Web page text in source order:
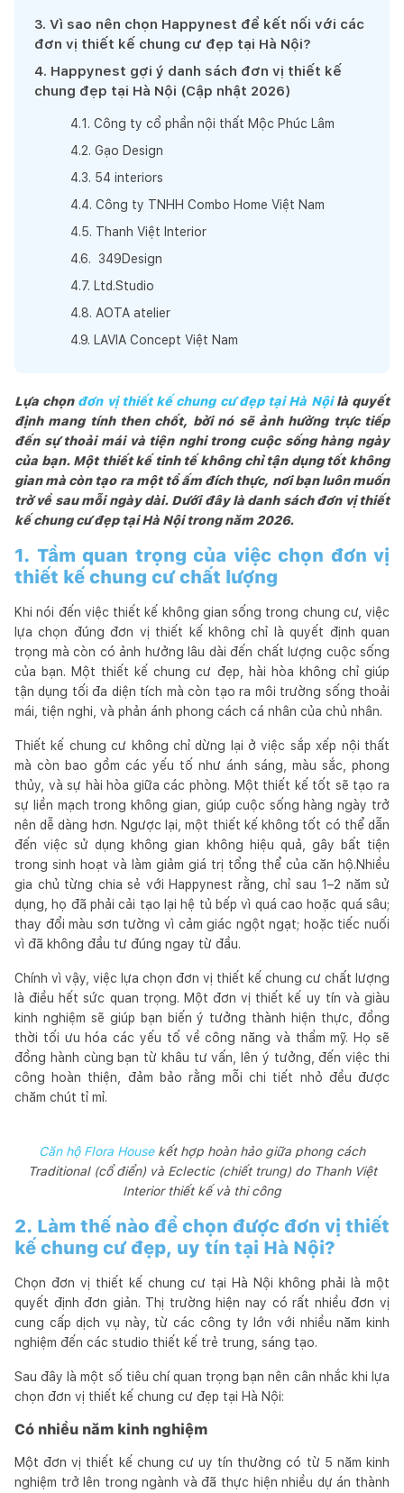
3. Vì sao nên chọn Happynest để kết nối với các
đơn vị thiết kế chung cư đẹp tại Hà Nội?
4. Happynest gợi ý danh sách đơn vị thiết kế
chung đẹp tại Hà Nội (Cập nhật 2026)
4.1 . Công ty cổ phần nội thất Mộc Phúc Lâm
4.2. Gạo Design
4.3. 54 interiors
4.4. Công ty TNHH Combo Home Việt Nam
4.5. Thanh Việt Interior
4.6.
349Design
4.7. Ltd.Studio
4.8. AOTA atelier
4.9. LAVIA Concept Việt Nam
Lựa chọn đơn vị thiết kế chung cư đẹp tại Hà Nộilà quyết
định mang tính then chốt, bởi nó sẽ ảnh hưởng trực tiếp
đến sự thoải mái và tiện nghi trong cuộc sống hàng ngày
của bạn. Một thiết kế tinh tế không chỉ tận dụng tốt không
gian mà còn tạo ra một tổ ấm đích thực, nơi bạn luôn muốn
trở về sau mỗi ngày dài. Dưới đây là danh sách đơn vị thiết
kế chung cư đẹp tại Hà Nội trong năm 2026.
1. Tầm quan trọng của việc chọn đơn vị
thiết kế chung cư chất lượng
Khi nói đến việc thiết kế không gian sống trong chung cư, việc
lựa chọn đúng đơn vị thiết kế không chỉ là quyết định quan
trọng mà còn có ảnh hưởng lâu dài đến chất lượng cuộc sống
của bạn. Một thiết kế chung cư đẹp, hài hòa không chỉ giúp
tận dụng tối đa diện tích mà còn tạo ra môi trường sống thoải
mái, tiện nghi, và phản ánh phong cách cá nhân của chủ nhân.
Thiết kế chung cư không chỉ dừng lại ở việc sắp xếp nội thất
mà còn bao gồm các yếu tố như ánh sáng, màu sắc, phong
thủy, và sự hài hòa giữa các phòng. Một thiết kế tốt sẽ tạo ra
sự liền mạch trong không gian, giúp cuộc sống hàng ngày trở
nên dễ dàng hơn. Ngược lại, một thiết kế không tốt có thể dẫn
đến việc sử dụng không gian không hiệu quả, gây bất tiện
trong sinh hoạt và làm giảm giá trị tổng thể của căn hộ.Nhiều
gia chủ từng chia sẻ với Happynest rằng, chỉ sau 1–2 năm sử
dụng, họ đã phải cải tạo lại hệ tủ bếp vì quá cao hoặc quá sâu;
thay đổi màu sơn tường vì cảm giác ngột ngạt; hoặc tiếc nuối
vì đã không đầu tư đúng ngay từ đầu.
Chính vì vậy, việc lựa chọn đơn vị thiết kế chung cư chất lượng
là điều hết sức quan trọng. Một đơn vị thiết kế uy tín và giàu
kinh nghiệm sẽ giúp bạn biến ý tưởng thành hiện thực, đồng
thời tối ưu hóa các yếu tố về công năng và thẩm mỹ. Họ sẽ
đồng hành cùng bạn từ khâu tư vấn, lên ý tưởng, đến việc thi
công hoàn thiện, đảm bảo rằng mỗi chi tiết nhỏ đều được
chăm chút tỉ mỉ.
Căn hộ Flora Housekết hợp hoàn hảo giữa phong cách
Traditional (cổ điển) và Eclectic (chiết trung) do Thanh Việt
Interior thiết kế và thi công
2. Làm thế nào để chọn được đơn vị thiết
kế chung cư đẹp, uy tín tại Hà Nội?
Chọn đơn vị thiết kế chung cư tại Hà Nội không phải là một
quyết định đơn giản. Thị trường hiện nay có rất nhiều đơn vị
cung cấp dịch vụ này, từ các công ty lớn với nhiều năm kinh
nghiệm đến các studio thiết kế trẻ trung, sáng tạo.
Sau đây là một số tiêu chí quan trọng bạn nên cân nhắc khi lựa
chọn đơn vị thiết kế chung cư đẹp tại Hà Nội:
Có nhiều năm kinh nghiệm
Một đơn vị thiết kế chung cư uy tín thường có từ 5 năm kinh
nghiệm trở lên trong ngành và đã thực hiện nhiều dự án thành